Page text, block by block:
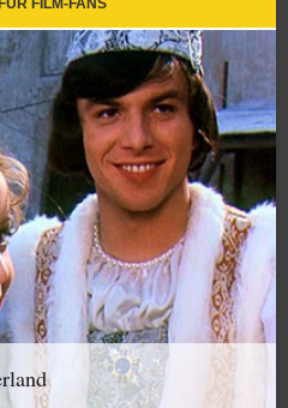
FILM-FANS